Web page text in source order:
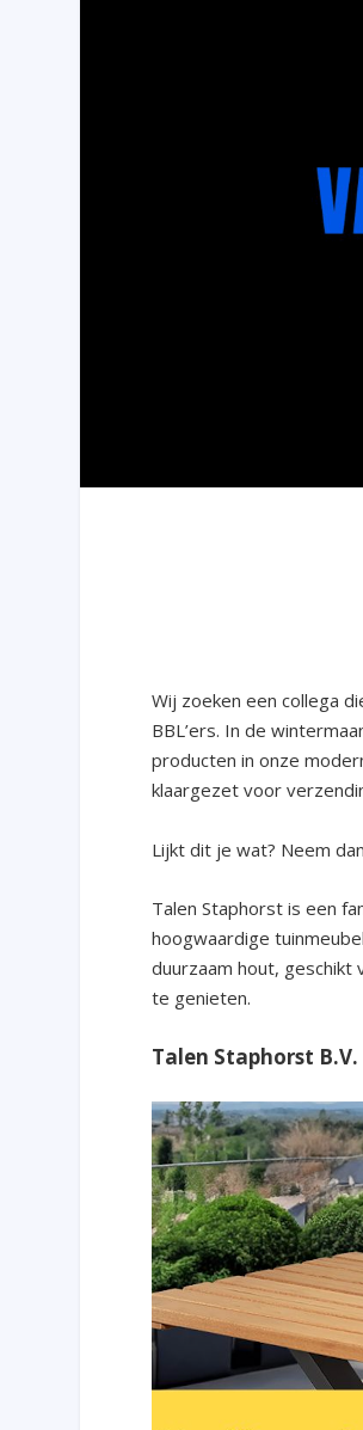
Wij zoeken een collega
BBL’ers. In de
producten in onze
klaargezet voor
Lijkt dit je wat? Neem
Talen Staphorst is een
hoogwaardige
duurzaam hout,
te genieten.
Talen Staphorst B.V.